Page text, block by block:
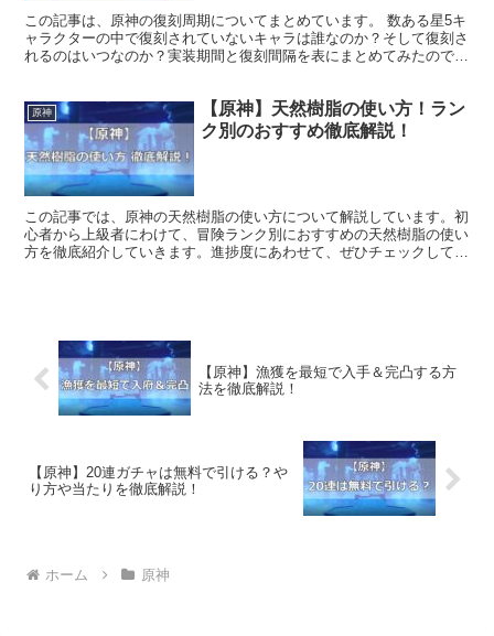
この記事は、原神の復刻周期についてまとめています。 数ある星5キ
ャラクターの中で復刻されていないキャラは誰なのか？そして復刻さ
れるのはいつなのか？実装期間と復刻間隔を表にまとめてみたので、
原神
【原神】天然樹脂の使い方！ラン
ク別のおすすめ徹底解説！
この記事では、原神の天然樹脂の使い方について解説しています。初
心者から上級者にわけて、冒険ランク別におすすめの天然樹脂の使い
方を徹底紹介していきます。進捗度にあわせて、ぜひチェックしてみ
【原神】漁獲を最短で入手＆完凸する方
法を徹底解説！
【原神】20連ガチャは無料で引ける？や
り方や当たりを徹底解説！
ホーム 原神